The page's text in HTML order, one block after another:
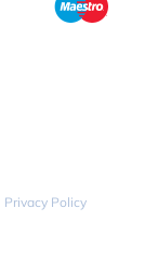
Privacy Policy